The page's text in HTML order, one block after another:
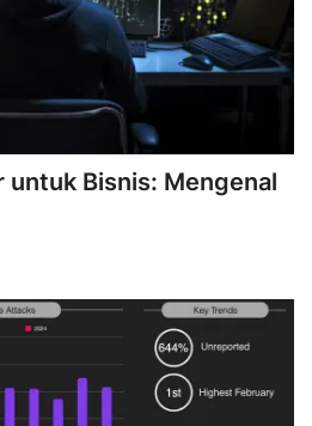
untuk Bisnis: Mengenal